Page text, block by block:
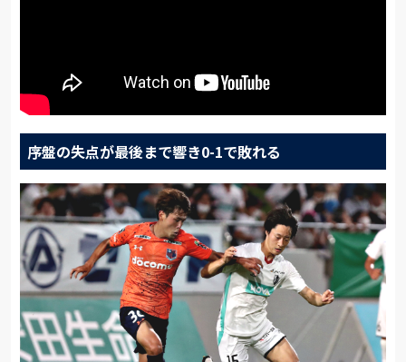
序盤の失点が最後まで響き0-1で敗れる